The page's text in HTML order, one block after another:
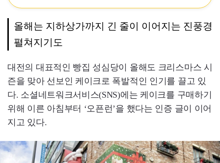
올해는 지하상가까지 긴 줄이 이어지는 진풍경
펼쳐지기도
대전의 대표적인 빵집 성심당이 올해도 크리스마스 시
즌을 맞아 선보인 케이크로 폭발적인 인기를 끌고 있
다. 소셜네트워크서비스(SNS)에는 케이크를 구매하기
위해 이른 아침부터 ‘오픈런’을 했다는 인증 글이 이어
지고 있다.